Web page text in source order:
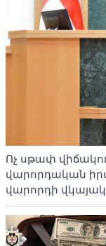
Ոչ սթափ
վարորդական
վարորդի